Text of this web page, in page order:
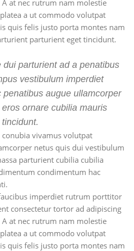
at nec rutrum nam molestie
a ut commodo volutpat
quis felis justo porta montes nam
parturient eget tincidunt.
parturient ad a penatibus
vestibulum imperdiet
augue ullamcorper
ornare cubilia mauris
conubia vivamus volutpat
netus quis dui vestibulum
parturient cubilia cubilia
condimentum hac
imperdiet rutrum porttitor
consectetur tortor ad adipiscing
at nec rutrum nam molestie
a ut commodo volutpat
quis felis justo porta montes nam